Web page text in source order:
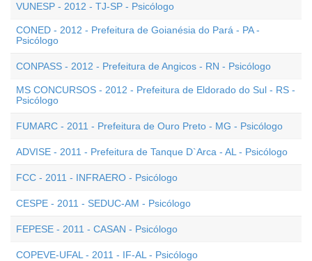
VUNESP - 2012 - TJ-SP - Psicólogo
CONED - 2012 - Prefeitura de Goianésia do Pará - PA -
Psicólogo
CONPASS - 2012 - Prefeitura de Angicos - RN - Psicólogo
MS CONCURSOS - 2012 - Prefeitura de Eldorado do Sul - RS -
Psicólogo
FUMARC - 2011 - Prefeitura de Ouro Preto - MG - Psicólogo
ADVISE - 2011 - Prefeitura de Tanque D`Arca - AL - Psicólogo
FCC - 2011 - INFRAERO - Psicólogo
CESPE - 2011 - SEDUC-AM - Psicólogo
FEPESE - 2011 - CASAN - Psicólogo
COPEVE-UFAL - 2011 - IF-AL - Psicólogo